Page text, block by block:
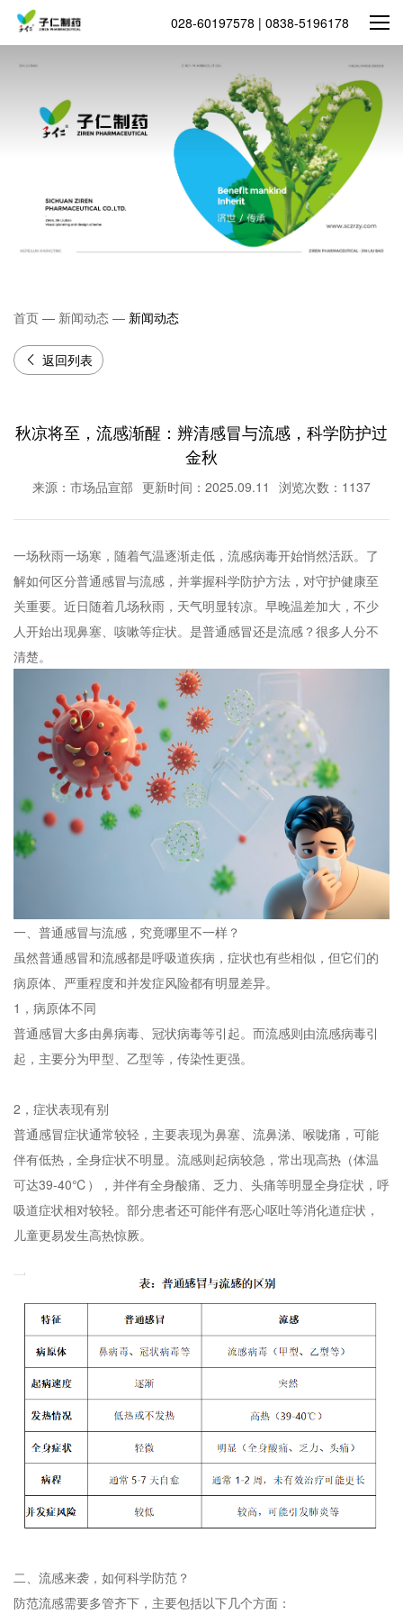
028-60197578 | 0838-5196178
首页 — 新闻动态 — 新闻动态
返回列表
秋凉将至，流感渐醒：辨清感冒与流感，科学防护过
金秋
来源：市场品宣部 更新时间：2025.09.11 浏览次数：1137
一场秋雨一场寒，随着气温逐渐走低，流感病毒开始悄然活跃。了
解如何区分普通感冒与流感，并掌握科学防护方法，对守护健康至
关重要。近日随着几场秋雨，天气明显转凉。早晚温差加大，不少
人开始出现鼻塞、咳嗽等症状。是普通感冒还是流感？很多人分不
清楚。
一、普通感冒与流感，究竟哪里不一样？
虽然普通感冒和流感都是呼吸道疾病，症状也有些相似，但它们的
病原体、严重程度和并发症风险都有明显差异。
1，病原体不同
普通感冒大多由鼻病毒、冠状病毒等引起。而流感则由流感病毒引
起，主要分为甲型、乙型等，传染性更强。
2，症状表现有别
普通感冒症状通常较轻，主要表现为鼻塞、流鼻涕、喉咙痛，可能
伴有低热，全身症状不明显。流感则起病较急，常出现高热（体温
可达39-40℃），并伴有全身酸痛、乏力、头痛等明显全身症状，呼
吸道症状相对较轻。部分患者还可能伴有恶心呕吐等消化道症状，
儿童更易发生高热惊厥。
二、流感来袭，如何科学防范？
防范流感需要多管齐下，主要包括以下几个方面：